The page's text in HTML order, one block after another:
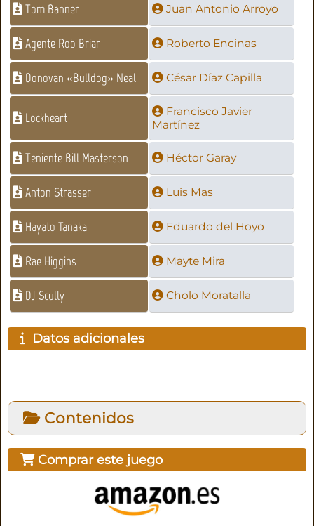
Tom Banner Juan Antonio Arroyo
Agente Rob Briar Roberto Encinas
Donovan «Bulldog» Neal César Díaz Capilla
Lockheart
Francisco Javier
Martínez
Teniente Bill Masterson Héctor Garay
Anton Strasser Luis Mas
Hayato Tanaka Eduardo del Hoyo
Rae Higgins Mayte Mira
DJ Scully Cholo Moratalla
Datos adicionales
Contenidos
Comprar este juego